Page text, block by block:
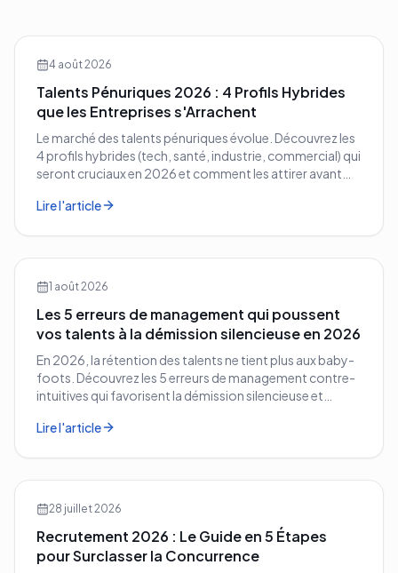
4 août 2026
Talents Pénuriques 2026 : 4 Profils Hybrides
que les Entreprises s'Arrachent
Le marché des talents pénuriques évolue. Découvrez les
4 profils hybrides (tech, santé, industrie, commercial) qui
seront cruciaux en 2026 et comment les attirer avant
Lire l'article
1 août 2026
Les 5 erreurs de management qui poussent
vos talents à la démission silencieuse en 2026
En 2026, la rétention des talents ne tient plus aux baby-
foots. Découvrez les 5 erreurs de management contre-
intuitives qui favorisent la démission silencieuse et
Lire l'article
28 juillet 2026
Recrutement 2026 : Le Guide en 5 Étapes
pour Surclasser la Concurrence